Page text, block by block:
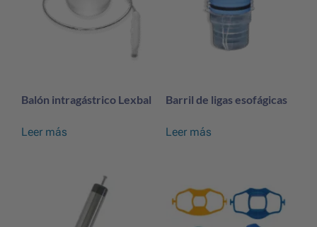
Balón intragástrico Lexbal
Leer más
Barril de ligas esofágicas
Leer más